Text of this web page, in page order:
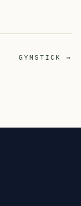
GYMSTICK →